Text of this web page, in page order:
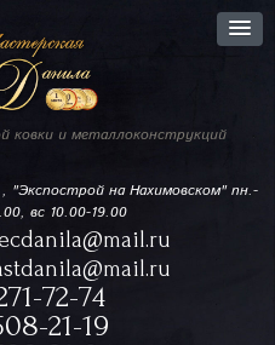
ковки и металлоконструкций
"Экспострой на Нахимовском"пн.-
вс 10.00-19.00
72-74
21-19